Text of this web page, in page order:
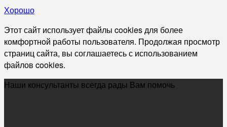
Хорошо
Этот сайт использует файлы cookies для более
комфортной работы пользователя. Продолжая просмотр
страниц сайта, вы соглашаетесь с использованием
файлов cookies.
Наши консультанты всегда рады Вам помочь